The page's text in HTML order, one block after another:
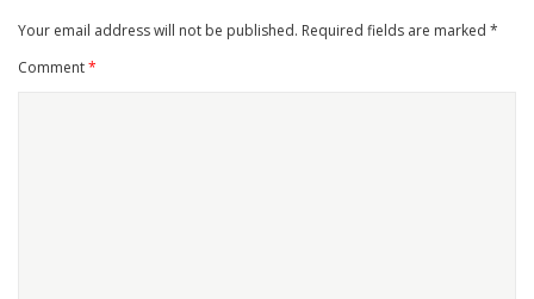
Your email address will not be published. Required fields are marked *
Comment*